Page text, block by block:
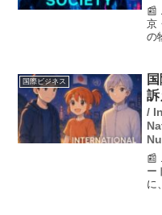
📰
京
の
イ
が
国際ビジネス
訴
/
📰
ー
に